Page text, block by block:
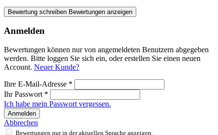
Bewertung schreiben Bewertungen anzeigen
Anmelden
Bewertungen können nur von angemeldeten Benutzern abgegeben
werden. Bitte loggen Sie sich ein, oder erstellen Sie einen neuen
Account. Neuer Kunde?
Ihre E-Mail-Adresse *
Ihr Passwort *
Ich habe mein Passwort vergessen.
Anmelden
Abbrechen
Bewertungen nur in der aktuellen Sprache anzeigen.